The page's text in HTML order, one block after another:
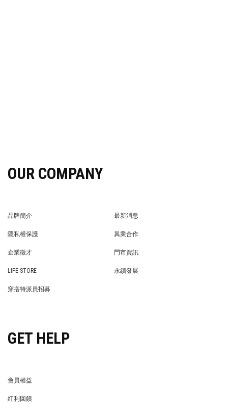
OUR COMPANY
品牌簡介
最新消息
隱私權保護
異業合作
企業徵才
門市資訊
LIFE STORE
永續發展
穿搭特派員招募
GET HELP
會員權益
紅利回饋